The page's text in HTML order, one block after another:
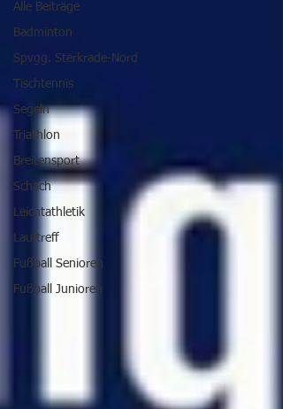
Alle Beiträge
Badminton
Spvgg. Sterkrade-Nord
Tischtennis
Segeln
Triathlon
Breitensport
Schach
Leichtathletik
Lauftreff
Fußball Senioren
Fußball Junioren